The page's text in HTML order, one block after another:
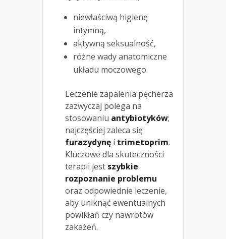
niewłaściwą higienę
intymną,
aktywną seksualność,
różne wady anatomiczne
układu moczowego.
Leczenie zapalenia pęcherza
zazwyczaj polega na
stosowaniu antybiotyków;
najczęściej zaleca się
furazydynę i trimetoprim.
Kluczowe dla skuteczności
terapii jest szybkie
rozpoznanie problemu
oraz odpowiednie leczenie,
aby uniknąć ewentualnych
powikłań czy nawrotów
zakażeń.